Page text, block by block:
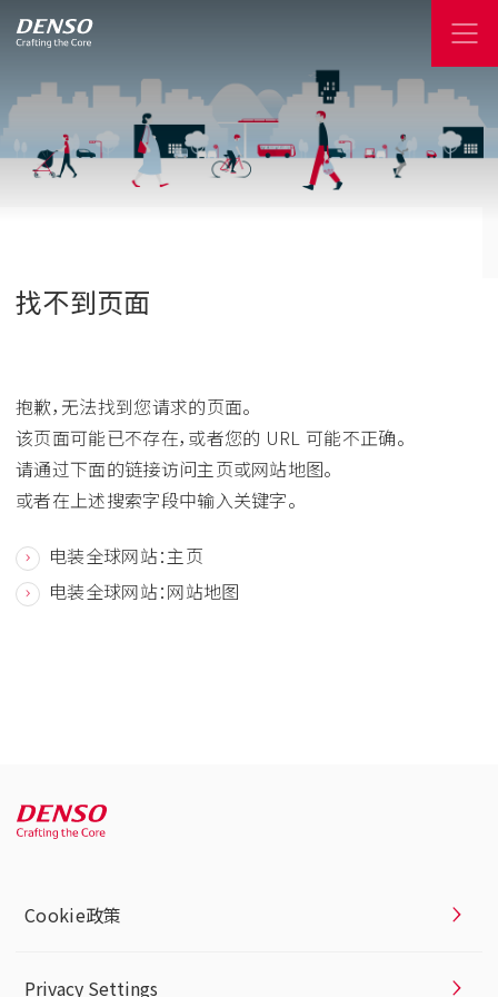
找不到页面
抱歉，无法找到您请求的页面。
该页面可能已不存在，或者您的 URL 可能不正确。
请通过下面的链接访问主页或网站地图。
或者在上述搜索字段中输入关键字。
电装全球网站：主页
电装全球网站：网站地图
Cookie政策
Privacy Settings